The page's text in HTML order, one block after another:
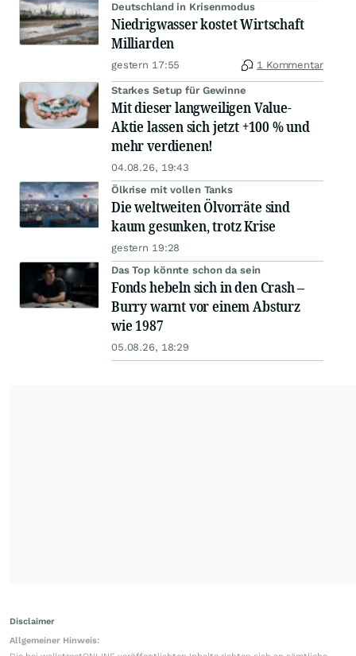
Deutschland in Krisenmodus
Niedrigwasser kostet Wirtschaft
Milliarden
gestern 17:55 1 Kommentar
Starkes Setup für Gewinne
Mit dieser langweiligen Value-
Aktie lassen sich jetzt +100 % und
mehr verdienen!
04.08.26, 19:43
Ölkrise mit vollen Tanks
Die weltweiten Ölvorräte sind
kaum gesunken, trotz Krise
gestern 19:28
Das Top könnte schon da sein
Fonds hebeln sich in den Crash –
Burry warnt vor einem Absturz
wie 1987
05.08.26, 18:29
Disclaimer
Allgemeiner Hinweis: